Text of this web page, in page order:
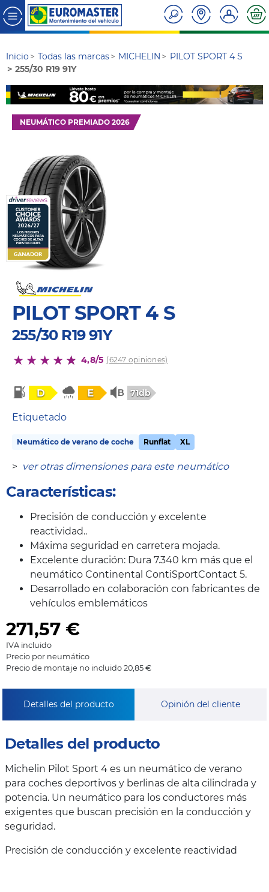
Inicio Todas las marcas MICHELIN
PILOT SPORT 4 S
255/30 R19 91Y
NEUMÁTICO PREMIADO 2026
PILOT SPORT 4 S
255/30 R19 91Y
4,8/5 (6247 opiniones)
D E 71db
Etiquetado
Neumático de verano de coche Runflat XL
> ver otras dimensiones para este neumático
Características:
Precisión de conducción y excelente
reactividad..
Máxima seguridad en carretera mojada.
Excelente duración: Dura 7.340 km más que el
neumático Continental ContiSportContact 5.
Desarrollado en colaboración con fabricantes de
vehículos emblemáticos
271,57 €
IVA incluido
Precio por neumático
Precio de montaje no incluido 20,85 €
Detalles del producto Opinión del cliente
Detalles del producto
Michelin Pilot Sport 4 es un neumático de verano
para coches deportivos y berlinas de alta cilindrada y
potencia. Un neumático para los conductores más
exigentes que buscan precisión en la conducción y
seguridad.
Precisión de conducción y excelente reactividad